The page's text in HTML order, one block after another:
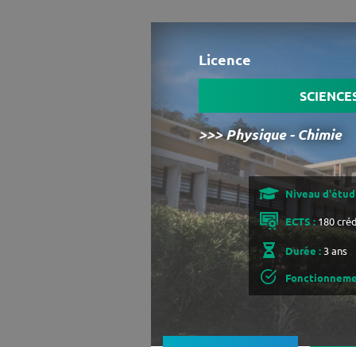
Licence
>>> Physique - Chimie
Niveau
ECTS :180
Durée :3 ans